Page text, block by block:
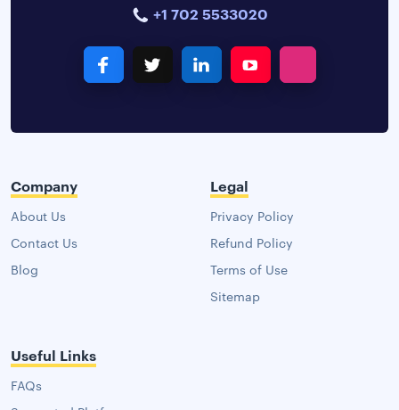
+1 702 5533020
Company
About Us
Contact Us
Blog
Legal
Privacy Policy
Refund Policy
Terms of Use
Sitemap
Useful Links
FAQs